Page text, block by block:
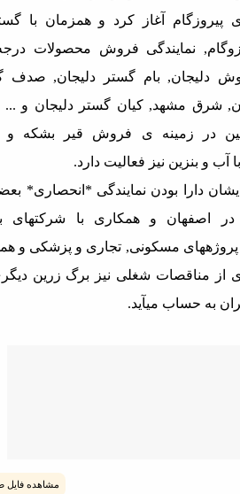
آغاز کرد و همزمان با گسترش
نمایندگی فروش محصولات درجه یک
بام گستر دلیجان, صدف گستر
مشهد, کیان گستر دلیجان و ... را به
ی فروش قیر بشکه و انواع
نیز فعالیت دارد.
بودن نمایندگی *انحصاری* بعضی از
و همکاری با شرکتهای بزرگ
مسکونی, تجاری و پزشکی و همچنین
شغلی نیز برگ زرین دیگری در
میآید.
مشاهده فایل ضمیمه